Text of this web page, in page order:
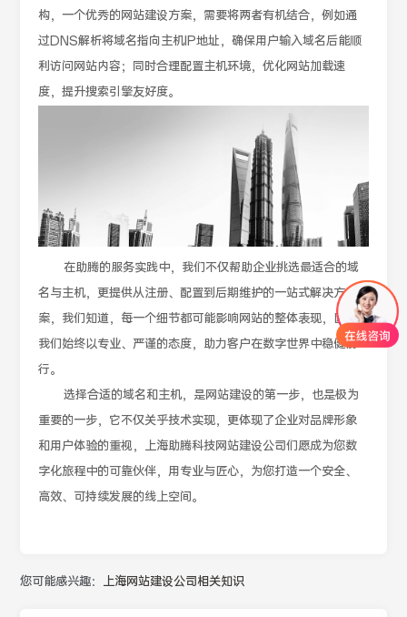
构，一个优秀的网站建设方案，需要将两者有机结合，例如通
过DNS解析将域名指向主机IP地址，确保用户输入域名后能顺
利访问网站内容；同时合理配置主机环境，优化网站加载速
度，提升搜索引擎友好度。
在助腾的服务实践中，我们不仅帮助企业挑选最适合的域
名与主机，更提供从注册、配置到后期维护的一站式解决方
案，我们知道，每一个细节都可能影响网站的整体表现，因此
我们始终以专业、严谨的态度，助力客户在数字世界中稳健前
行。
选择合适的域名和主机，是网站建设的第一步，也是极为
重要的一步，它不仅关乎技术实现，更体现了企业对品牌形象
和用户体验的重视，上海助腾科技网站建设公司们愿成为您数
字化旅程中的可靠伙伴，用专业与匠心，为您打造一个安全、
高效、可持续发展的线上空间。
您可能感兴趣： 上海网站建设公司相关知识